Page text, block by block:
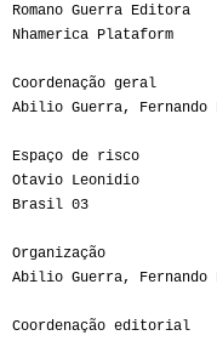
Romano Guerra Editora
Nhamerica Plataform
Coordenação geral
Abilio Guerra, Fernando
Espaço de risco
Otavio Leonidio
Brasil 03
Organização
Abilio Guerra, Fernando
Coordenação editorial